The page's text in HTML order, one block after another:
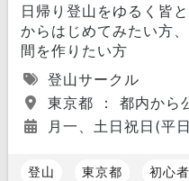
日帰り登山をゆるく皆
からはじめてみたい方
間を作りたい方
登山サークル
東京都 ： 都内から
月一、土日祝日(平
登山 東京都 初心